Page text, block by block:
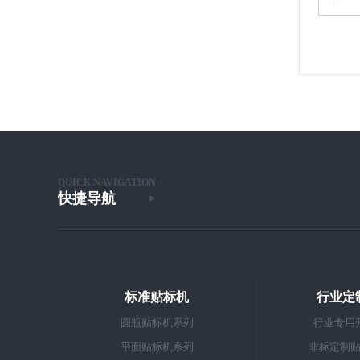
QUICK NAVIGATION
快捷导航
标准贴标机
圆瓶贴标机系列
平面贴标机系列
行业定
行业专用
非标定制